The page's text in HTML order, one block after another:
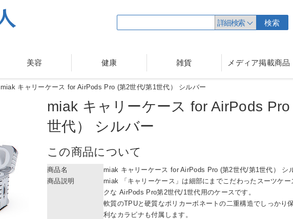
詳細検索 検索
美容 健康 雑貨 メディア掲載商品
miak キャリーケース for AirPods Pro (第2世代/第1世代） シルバー
miak キャリーケース for AirPods
世代） シルバー
この商品について
商品名
miak キャリーケース for AirPods Pro (第2世代/第1世代） シ
商品説明
miak 「キャリーケース」は細部にまでこだわったスーツケ
クな AirPods Pro第2世代/1世代用のケースです。
軟質のTPUと硬質なポリカーボネートの二重構造でしっかり
利なカラビナも付属します。